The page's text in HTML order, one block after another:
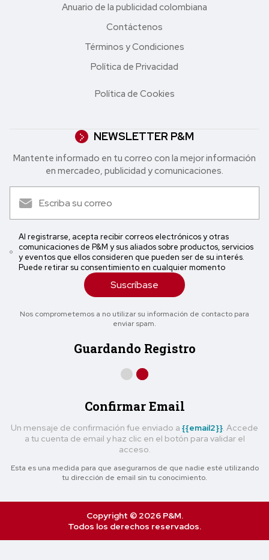
Anuario de la publicidad colombiana
Contáctenos
Términos y Condiciones
Política de Privacidad
Política de Cookies
NEWSLETTER P&M
Mantente informado en tu correo con la mejor in formación
en mercadeo, publicidad y comunicaciones.
Al registrarse, acepta recibir correos electrónicos y otras
comunicaciones de P&M y sus aliados sobre productos, servicios
y eventos que ellos consideren que pueden ser de su interés.
Puede retirar su consentimiento en cualquier momento
Suscríbase
Nos comprometemos a no utilizar su información de contacto para
enviar spam.
Guardando Registro
Confirmar Email
Un mensaje de confirmación fue enviado a {{email2}} . Accede
a tu cuenta de email y haz clic en el botón para validar el
acceso.
Esta es una medida para que asegurarnos de que nadie esté utilizando
tu dirección de email sin tu conocimiento.
Copyright © 2026 P&M.
Todos los derechos reservados.